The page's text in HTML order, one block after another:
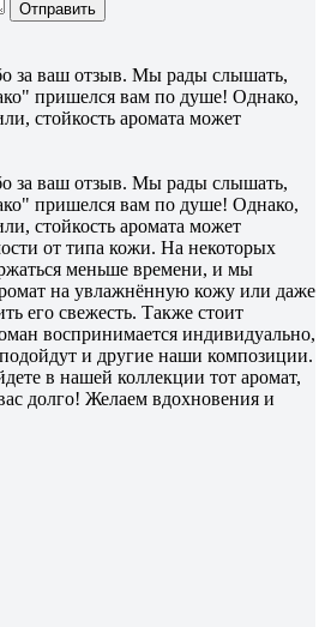
Отправить
за ваш отзыв. Мы рады слышать,
пришелся вам по душе! Однако,
стойкость аромата может
за ваш отзыв. Мы рады слышать,
пришелся вам по душе! Однако,
стойкость аромата может
от типа кожи. На некоторых
меньше времени, и мы
на увлажнённую кожу или даже
его свежесть. Также стоит
воспринимается индивидуально,
и другие наши композиции.
в нашей коллекции тот аромат,
долго! Желаем вдохновения и